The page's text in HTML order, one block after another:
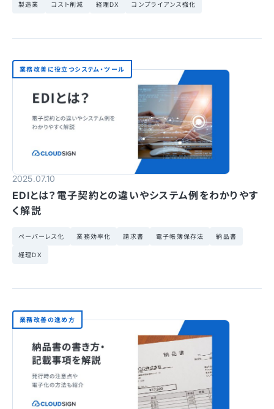
製造業 コスト削減 経理DX コンプライアンス強化
業務改善に役立つシステム・ツール
2025.07.10
EDIとは？電子契約との違いやシステム例をわかりやす
く解説
ペーパーレス化 業務効率化 請求書 電子帳簿保存法 納品書
経理DX
業務改善の進め方